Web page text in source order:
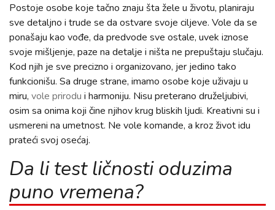
Postoje osobe koje tačno znaju šta žele u životu, planiraju
sve detaljno i trude se da ostvare svoje ciljeve. Vole da se
ponašaju kao vođe, da predvode sve ostale, uvek iznose
svoje mišljenje, paze na detalje i ništa ne prepuštaju slučaju.
Kod njih je sve precizno i organizovano, jer jedino tako
funkcionišu. Sa druge strane, imamo osobe koje uživaju u
miru, vole prirodu i harmoniju. Nisu preterano druželjubivi,
osim sa onima koji čine njihov krug bliskih ljudi. Kreativni su i
usmereni na umetnost. Ne vole komande, a kroz život idu
prateći svoj osećaj.
Da li test ličnosti oduzima
puno vremena?